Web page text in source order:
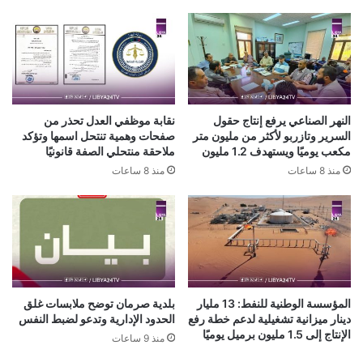
النهر الصناعي يرفع إنتاج حقول
السرير وتازربو لأكثر من مليون متر
مكعب يوميًا ويستهدف 1.2 مليون
منذ 8 ساعات
نقابة موظفي العدل تحذر من
صفحات وهمية تنتحل اسمها وتؤكد
ملاحقة منتحلي الصفة قانونيًا
منذ 8 ساعات
المؤسسة الوطنية للنفط: 13 مليار
دينار ميزانية تشغيلية لدعم خطة رفع
الإنتاج إلى 1.5 مليون برميل يوميًا
بلدية صرمان توضح ملابسات غلق
الحدود الإدارية وتدعو لضبط النفس
منذ 9 ساعات